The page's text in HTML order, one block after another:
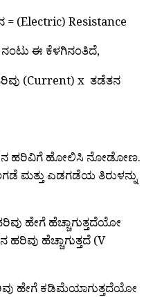
(Electric) Resistance
ಈ ಕೆಳಗಿನಂತಿದೆ,
(Current) x ತಡೆತನ
ಹರಿವಿಗೆ ಹೋಲಿಸಿ ನೋಡೋಣ.
ಮತ್ತು ಎಡಗಡೆಯ ತಿರುಳನ್ನು
ಹೇಗೆ ಹೆಚ್ಚಾಗುತ್ತದೆಯೋ
ಹರಿವು ಹೆಚ್ಚಾಗುತ್ತದೆ (V
ಹೇಗೆ ಕಡಿಮೆಯಾಗುತ್ತದೆಯೋ